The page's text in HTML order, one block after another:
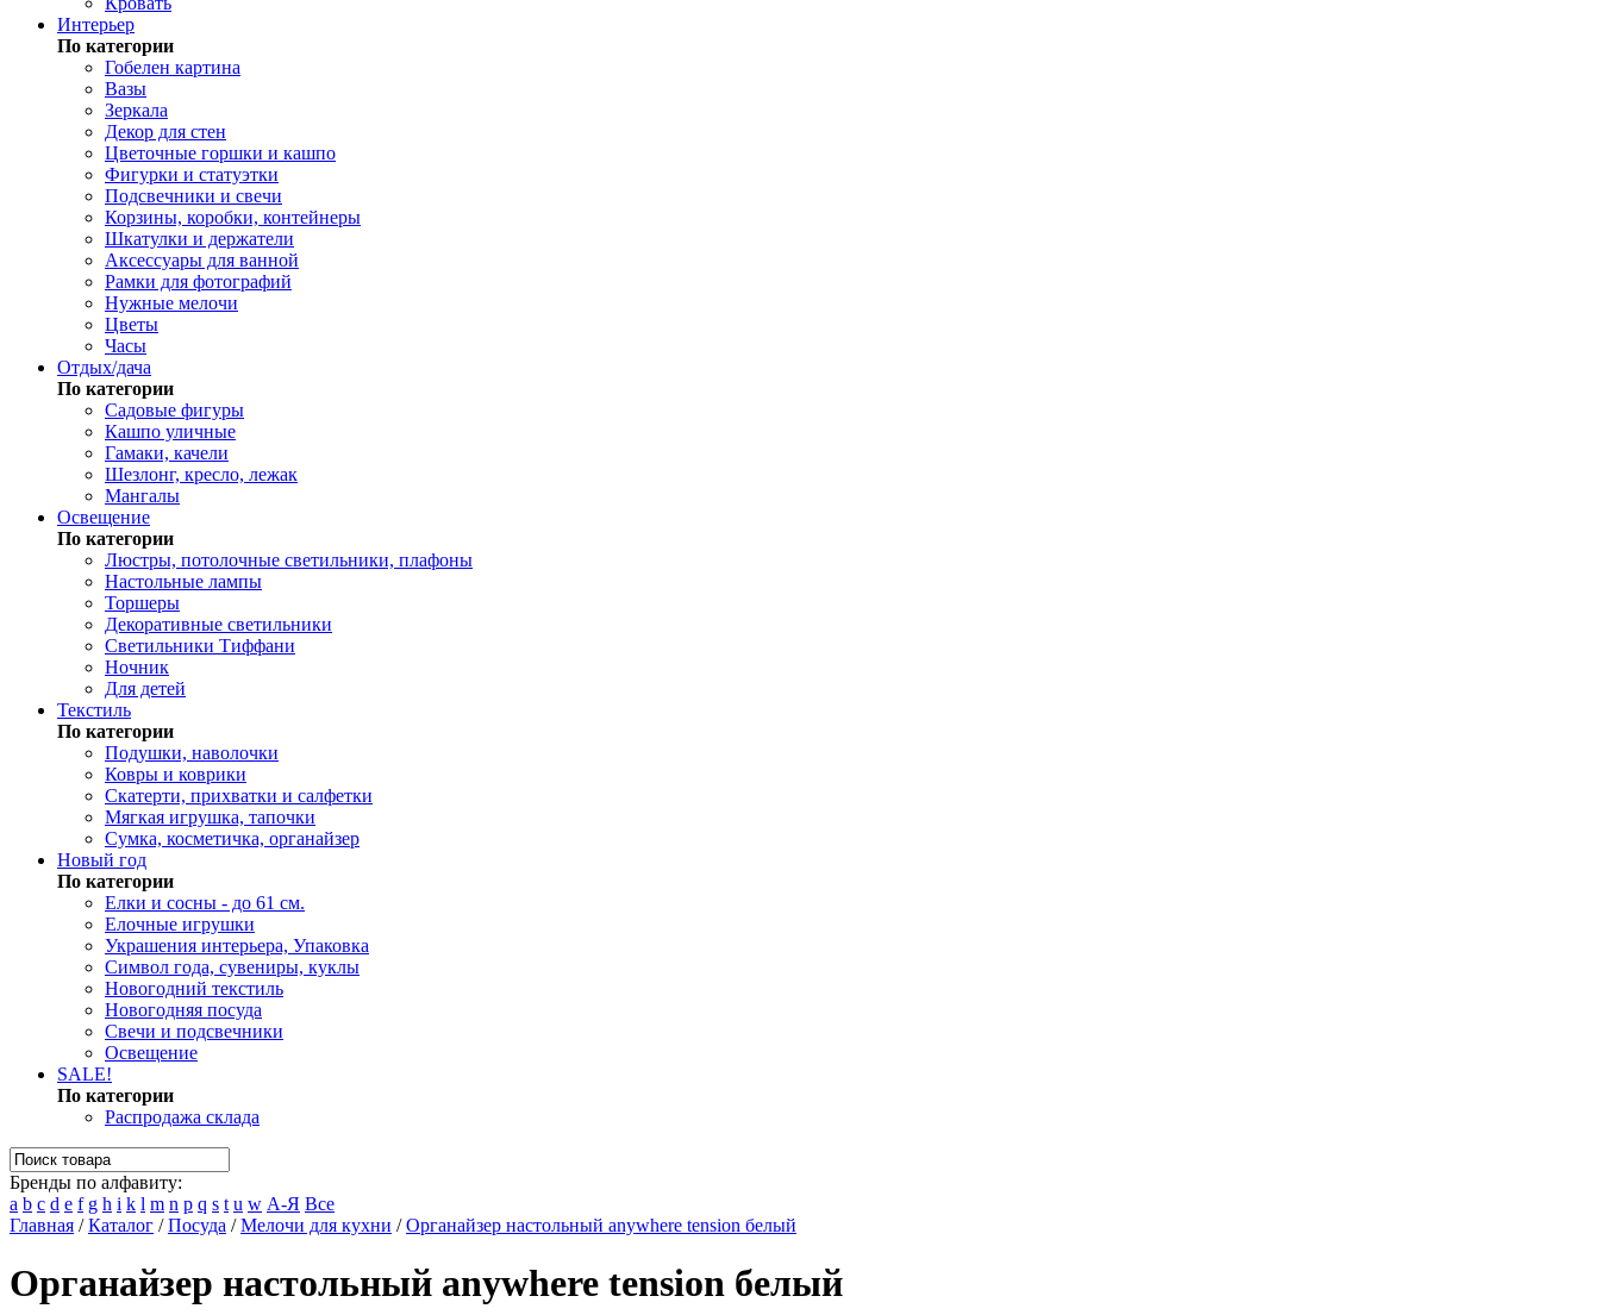
Интерьер
По категории
Гобелен картина
Вазы
Зеркала
Декор для стен
Цветочные горшки и кашпо
Фигурки и статуэтки
Подсвечники и свечи
Корзины, коробки, контейнеры
Шкатулки и держатели
Аксессуары для ванной
Рамки для фотографий
Нужные мелочи
Цветы
Часы
Отдых/дача
По категории
Садовые фигуры
Кашпо уличные
Гамаки, качели
Шезлонг, кресло, лежак
Мангалы
Освещение
По категории
Люстры, потолочные светильники, плафоны
Настольные лампы
Торшеры
Декоративные светильники
Светильники Тиффани
Ночник
Для детей
Текстиль
По категории
Подушки, наволочки
Ковры и коврики
Скатерти, прихватки и салфетки
Мягкая игрушка, тапочки
Сумка, косметичка, органайзер
Новый год
По категории
Елки и сосны - до 61 см.
Елочные игрушки
Украшения интерьера, Упаковка
Символ года, сувениры, куклы
Новогодний текстиль
Новогодняя посуда
Свечи и подсвечники
Освещение
SALE!
По категории
Распродажа склада
Бренды по алфавиту:
a b c d e f g h i k l m n p q s t u w А-Я Все
Главная /Каталог /Посуда /Мелочи для кухни /Органайзер настольный anywhere tension белый
Органайзер настольный anywhere tension белый